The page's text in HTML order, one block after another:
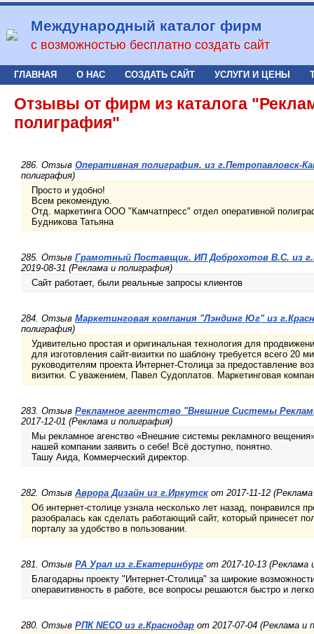
Международный каталог фирм
с возможностью бесплатно создать сайт
ГЛАВНАЯ О НАС СОЗДАТЬ САЙТ УСЛУГИ И ЦЕНЫ
Отзывы от фирм из каталога
полиграфия"
286. Отзыв Оперативная полиграфия. из г.Петропавловск-
полиграфия)
Просто и удобно!
Всем рекомендую.
Отд. маркетинга ООО "Камчатпресс" отдел оперативной
Будникова Татьяна
285. Отзыв Грамотный Поставщик. ИП Доброхотов В.С. из
2019-08-31 (Реклама и полиграфия)
Сайт работает, были реальные запросы клиентов
284. Отзыв Маркетинговая компания "Лэндинг Юг" из
полиграфия)
Удивительно простая и оригинальная технология для
для изготовления сайт-визитки по шаблону требуется всего 20
руководителям проекта Интернет-Столица за предоставление
визитки. С уважением, Павел Судоплатов. Маркетинговая
283. Отзыв Рекламное агентство "Внешние Системы
2017-12-01 (Реклама и полиграфия)
Мы рекламное агенство «Внешние системы рекламного
нашей компании заявить о себе! Всё доступно, понятно.
Ташу Аида, Коммерческий директор.
282. Отзыв Аврора Дизайн из г.Иркутск от 2017-11-12
Об интернет-столице узнала несколько лет назад, понравился
разобралась как сделать работающий сайт, который принесет
порталу за удобство в пользовании.
281. Отзыв РА Урал из г.Екатеринбург от 2017-10-13 (Реклама
Благодарны проекту "Интернет-Столица" за широкие
операвитивность в работе, все вопросы решаются быстро и
280. Отзыв РПК NECO из г.Краснодар от 2017-07-04 (Реклама и